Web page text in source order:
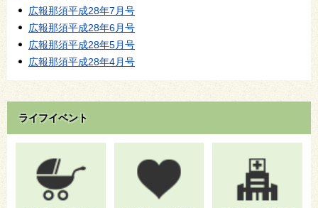
広報那須平成28年7月号
広報那須平成28年6月号
広報那須平成28年5月号
広報那須平成28年4月号
ライフイベント